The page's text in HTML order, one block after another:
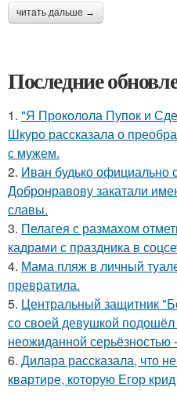
читать дальше →
Последние
1. "Я Проколола Пупок и
Шкуро рассказала о
с мужем.
2. Иван будько официально
Добронравову закатали
славы.
3. Пелагея с размахом
кадрами с праздника в
4. Мама пляж в личный
превратила.
5. Центральный защитник
со своей девушкой
неожиданной
6. Дилара рассказала, что
квартире, которую Егор